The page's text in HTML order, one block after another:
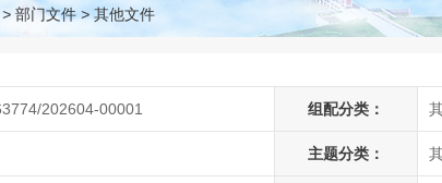
> 部门文件 > 其他文件
202604-00001 组配分类：
主题分类：